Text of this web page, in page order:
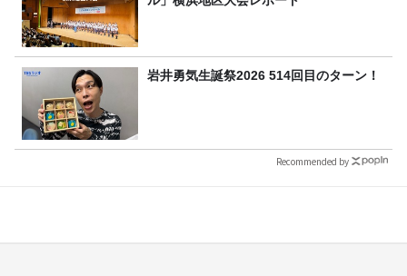
岩井勇気生誕祭2026 514回目のターン！
Recommended by